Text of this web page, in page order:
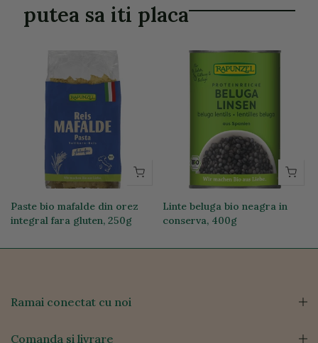
putea sa iti placa
Paste bio mafalde din orez
integral fara gluten, 250g
Linte beluga bio neagra in
conserva, 400g
Ramai conectat cu noi
Comanda si livrare